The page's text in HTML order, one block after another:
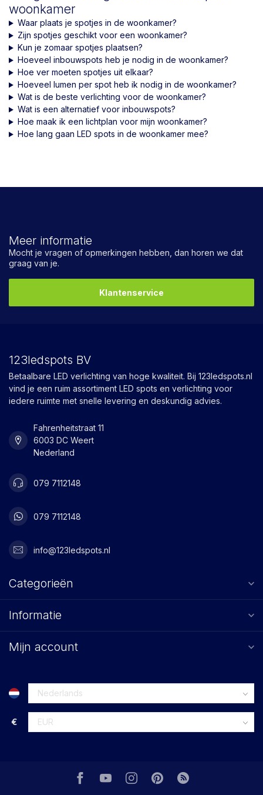
woonkamer
Waar plaats je spotjes in de woonkamer?
Zijn spotjes geschikt voor een woonkamer?
Kun je zomaar spotjes plaatsen?
Hoeveel inbouwspots heb je nodig in de woonkamer?
Hoe ver moeten spotjes uit elkaar?
Hoeveel lumen per spot heb ik nodig in de woonkamer?
Wat is de beste verlichting voor de woonkamer?
Wat is een alternatief voor inbouwspots?
Hoe maak ik een lichtplan voor mijn woonkamer?
Hoe lang gaan LED spots in de woonkamer mee?
Meer informatie
Mocht je vragen of opmerkingen hebben, dan horen we dat
graag van je.
Klantenservice
123ledspots BV
Betaalbare LED verlichting van hoge kwaliteit. Bij 123ledspots.nl
vind je een ruim assortiment LED spots en verlichting voor
iedere ruimte met snelle levering en deskundig advies.
Fahrenheitstraat 11
6003 DC Weert
Nederland
079 7112148
079 7112148
info@123ledspots.nl
Categorieën
Informatie
Mijn account
€